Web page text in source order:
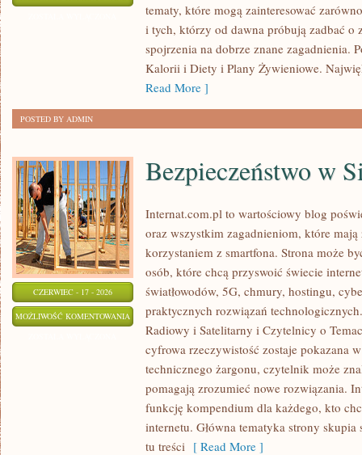
ZDROWE
NAWYKI
tematy, które mogą zainteresować
i tych, którzy od dawna próbują zadbać o
spojrzenia na dobrze znane zagadnienia.
Kalorii i Diety i Plany Żywieniowe.
Read More ]
POSTED BY ADMIN
CZERWIEC - 17 - 2026
MOŻLIWOŚĆ KOMENTOWANIA BEZPIECZEŃSTWO
SIECI
Bezpieczeństwo w
Internat.com.pl to wartościowy blog
oraz wszystkim zagadnieniom, które
korzystaniem z smartfona. Strona może
osób, które chcą przyswoić świecie
światłowodów, 5G, chmury, hostingu,
praktycznych rozwiązań
Radiowy i Satelitarny i Czytelnicy o
cyfrowa rzeczywistość zostaje pokazana
technicznego żargonu, czytelnik może
pomagają zrozumieć nowe rozwiązania.
funkcję kompendium dla każdego, kto
internetu. Główna tematyka strony skupia
tu treści [ Read More ]